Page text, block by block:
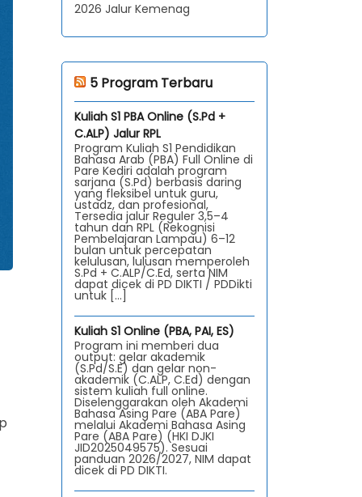
2026 Jalur Kemenag
5 Program Terbaru
Kuliah S1 PBA Online (S.Pd +
C.ALP) Jalur RPL
Program Kuliah S1 Pendidikan
Bahasa Arab (PBA) Full Online di
Pare Kediri adalah program
sarjana (S.Pd) berbasis daring
yang fleksibel untuk guru,
ustadz, dan profesional,
Tersedia jalur Reguler 3,5–4
tahun dan RPL (Rekognisi
Pembelajaran Lampau) 6–12
bulan untuk percepatan
kelulusan, lulusan memperoleh
S.Pd + C.ALP/C.Ed, serta NIM
dapat dicek di PD DIKTI / PDDikti
untuk […]
Kuliah S1 Online (PBA, PAI, ES)
Program ini memberi dua
output: gelar akademik
(S.Pd/S.E) dan gelar non-
akademik (C.ALP, C.Ed) dengan
sistem kuliah full online.
Diselenggarakan oleh Akademi
Bahasa Asing Pare (ABA Pare)
melalui Akademi Bahasa Asing
Pare (ABA Pare) (HKI DJKI
JID2025049575). Sesuai
panduan 2026/2027, NIM dapat
dicek di PD DIKTI.